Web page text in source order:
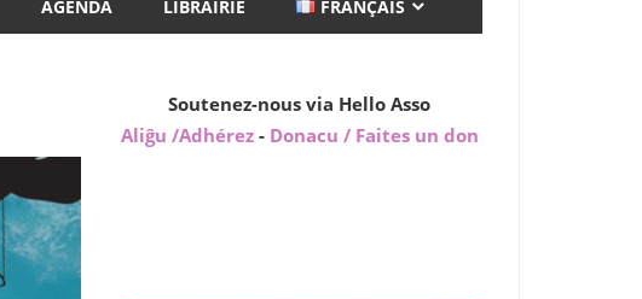
AGENDA LIBRAIRIE FRANÇAIS
Soutenez-nous via Hello Asso
Aliĝu /Adhérez - Donacu / Faites un don